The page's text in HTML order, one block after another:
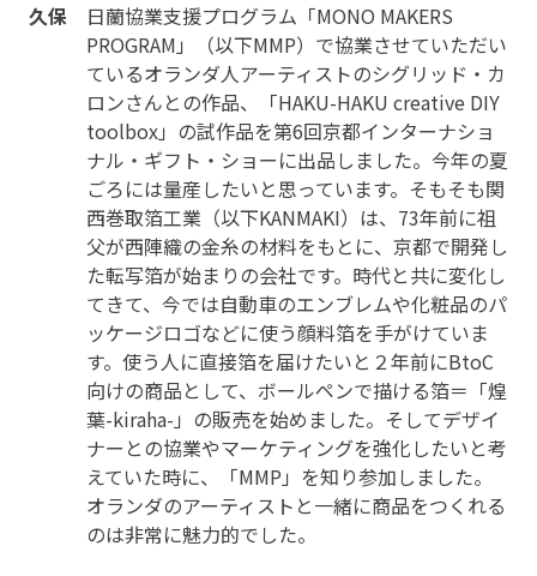
久保 日蘭協業支援プログラム「MONO MAKERS
PROGRAM」（以下MMP）で協業させていただい
ているオランダ人アーティストのシグリッド・カ
ロンさんとの作品、「HAKU-HAKU creative DIY
toolbox」の試作品を第6回京都インターナショ
ナル・ギフト・ショーに出品しました。今年の夏
ごろには量産したいと思っています。そもそも関
西巻取箔工業（以下KANMAKI）は、73年前に祖
父が西陣織の金糸の材料をもとに、京都で開発し
た転写箔が始まりの会社です。時代と共に変化し
てきて、今では自動車のエンブレムや化粧品のパ
ッケージロゴなどに使う顔料箔を手がけていま
す。使う人に直接箔を届けたいと２年前にBtoC
向けの商品として、ボールペンで描ける箔＝「煌
葉-kiraha-」の販売を始めました。そしてデザイ
ナーとの協業やマーケティングを強化したいと考
えていた時に、「MMP」を知り参加しました。
オランダのアーティストと一緒に商品をつくれる
のは非常に魅力的でした。